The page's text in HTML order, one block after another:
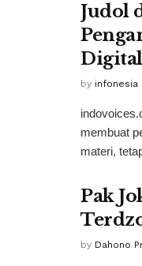
Judol
Digital
by infonesia
membuat
materi,
Pak
by Dahono